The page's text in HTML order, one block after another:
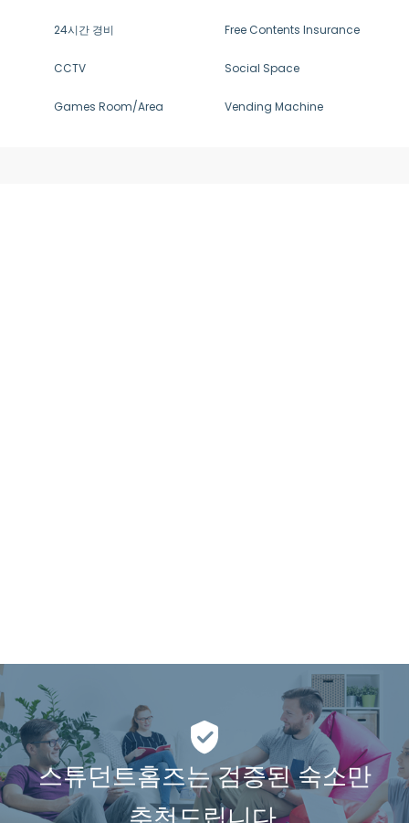
24시간 경비 Free Contents Insurance
CCTV Social Space
Games Room/Area Vending Machine
스튜던트홈즈는 검증된 숙소만